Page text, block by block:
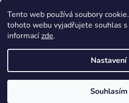
Tento web používá soubory
tohoto webu vyjadřujete souhlas
informacízde.
Nastavení
Souhlasím
petrklic.cz.